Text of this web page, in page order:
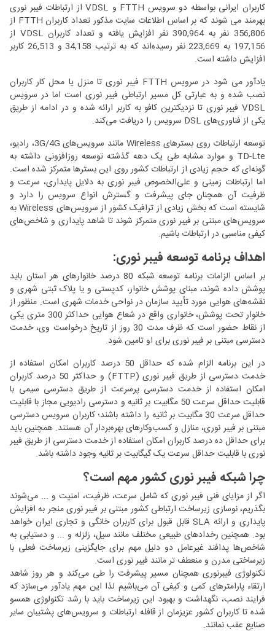
کاربران ایرانی بواسطه دو سرویس FTTH و VDSL از ارتباطات فیبر نوری
بهرمند می شوند که بر اساس اطلاعات سایت مذکور تعداد کاربران FTTH از
356,806 نفر به 390,964 نفر افزایش یافته و تعداد کاربران VDSL از
197,156 به 223,669 نفر رسیده‌اند که به ترتیب 34,158 و 26,513 کاربر
افزایش داشته است.
یادآور می شود در سرویس FTTH فیبر نوری تا منزل یا محل کار کاربران
نصب شده و به عبارتی کل مسیر ارتباطی فیبر نوری است اما در سرویس
VDSL فیبر نوری تا نزدیکترین کافو به کاربر ارائه شده و در ادامه از طریق
یکی از فناوری‌های DSL سرویس را دریافت می‌کند.
توسعه ارتباطات روی بسترهای Wireless مانند سرویس‌های 3G/4G، رادیو،
TD-Lte و موارد مشابه طی یک دهه گذشته توسعه روزافزونی داشته به
گونه‌ای که حجم زیادی از ارتباطات کشور روی این بسترها متمرکز شده است.
اما ارتباطات زمینی و علی‌الخصوص فیبر نوری به دلایل پایداری، سرعت و
ظرفیت آن همچنان جای پیشرفت و گسترش انواع سرویس را دارد و
شایسته است که بخش زیادی از ترافیک کشور از سرویس‌های Wireless به
سرویس‌های مبتنی بر فیبر نوری متمرکز شوند تا شاهد پایداری و شاخص‌های
کیفی مناسبی در ارتباطات باشیم.
اهداف برنامه توسعه فیبر نوری:
بر اساس الزامات برنامه توسعه شبکه 80 درصد خانوارهای هر استان بايد
پوشش داده شوند، مبنای پوشش خانوار، کدپستی و يا پلاک ثبتی شهری و
نقشه‌های هوایی مورد تأیید سازمان در نواحی خدمات شهری است. منظور از
خانوار تحت پوشش، خانواری واقع در شعاع هوایی حداکثر 300 متری يکی
از نقاط حضور است که ظرف مدت 30 روز از تاريخ درخواست وی، خدمت
دسترسی مبتنی بر فيبر نوری برای او تامين شود.
در این برنامه الزام شده که حداقل 50 درصد کاربران امکان استفاده از
خدمت دسترسی از طریق فیبر نوری (FTTP) و حداکثر 50 درصد کاربران
امکان استفاده از خدمت دسترسی پرسرعت از طریق دسترسی سیمی با
قابلیت حداقل سرعت 50 مگابیت بر ثانیه و دسترسی رادیویی مجاز با قابلیت
حداقل سرعت 30 مگابیت بر ثانیه را داشته باشند؛ کاربران سرویس دسترسی
مبتنی بر فيبر نوری، منازل و کسب‌وکارهای بهره‌بردار آن هستند. همچنین باید
برای حداقل ده درصد کاربران امکان استفاده از خدمت دسترسی از طریق فیبر
نوری با قابليت حداقل سرعت يک گيگابيت ‌بر ثانيه وجود داشته باشد.
چرا شبکه فیبر نوری کشور مهم است؟
اگر از مزایای فنی فیبر نوری که شامل سرعت، ظرفیت، امنیت و ... می‌شوند
بگذریم، نوسازی زیرساخت ارتباطی کشور مبتنی بر فیبر نوری منجر به افزایش
پایداری و ارائه SLA قابل قبول برای کاربران خانگی و تجاری ایران خواهد
بود. همچنین رخدادهای طبیعی مختلف مانند سیل، زلزله و ... و دستیابی به
شاخص‌ها پدافند غیرعامل دو دلیل مهم برای جایگزینی زیرساخت فعلی با
زیرساختی مدرن و منعطف تر مانند فیبر نوری است.
تکنولوژی فیبرنوری همچنان مسیر پیشرفت را طی می‌کند و هر روز شاهد
ارتقاء پارامترهای کمی و کیفی آن می‌باشیم لذا این مهم یادآور می‌سازد که
فرایند نصب، نگهداشت و بهبود این زیرساخت باید با رشد تکنولوژی همسو
شده تا کاربران کشور عزیزمان از قافله ارتباطات و سرویس‌های پشتیبان سایر
صنایع عقب نمانند.